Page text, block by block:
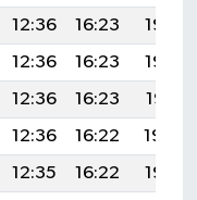
12:36 16:23
19:33
12:36 16:23
19:32
12:36 16:23
19:31
12:36 16:22
19:29
12:35 16:22
19:28